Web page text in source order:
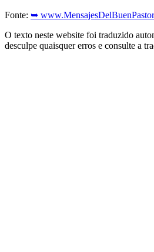
Fonte: ➥
O texto neste website foi traduzido
desculpe quaisquer erros e consulte a